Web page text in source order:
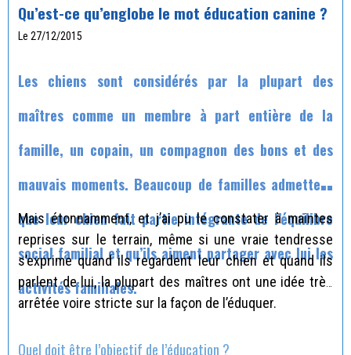
Qu’est-ce qu’englobe le mot éducation canine ?
Le 27/12/2015
Les chiens sont considérés par la plupart des
maîtres comme un membre à part entière de la
famille, un copain, un compagnon des bons et des
mauvais moments. Beaucoup de familles admettent
que leur chien fait partie intégrante de l’équilibre
social familial et qu’ils aiment partager avec lui les
activités familiales.
Mais étonnamment, et j’ai pu le constater à maintes
reprises sur le terrain, même si une vraie tendresse
s’exprime quand ils regardent leur chien et quand ils
parlent de lui, la plupart des maîtres ont une idée très
arrêtée voire stricte sur la façon de l’éduquer.
Quel doit être l’objectif de l’éducation ?